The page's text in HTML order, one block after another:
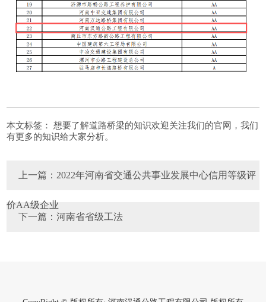
本文标签：想要了解道路桥梁的知识欢迎关注我们的官网，我们
有更多的知识给大家分析。
上一篇：2022年河南省交通公共事业发展中心信用等级评
价AA级企业
下一篇：河南省省级工法